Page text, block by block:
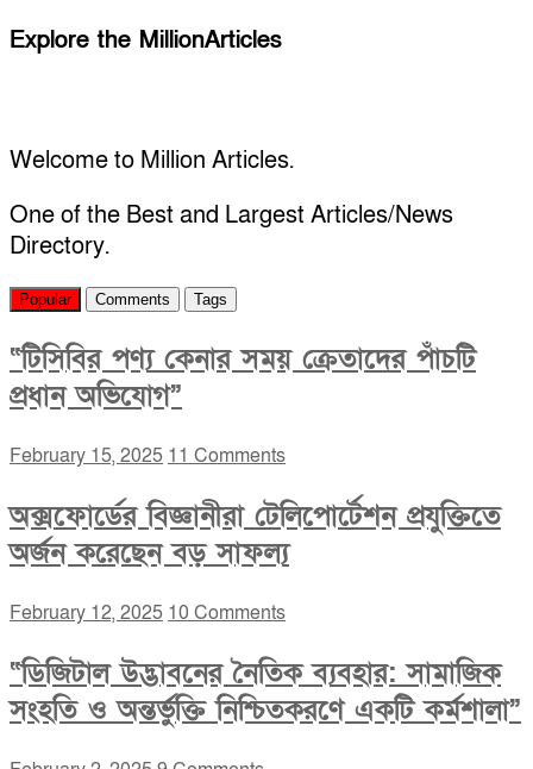
Explore the MillionArticles
Welcome to Million Articles.
One of the Best and Largest Articles/News
Directory.
Popular Comments Tags
“টিসিবির পণ্য কেনার সময় ক্রেতাদের পাঁচটি
প্রধান অভিযোগ”
February 15, 202511 Comments
অক্সফোর্ডের বিজ্ঞানীরা টেলিপোর্টেশন প্রযুক্তিতে
অর্জন করেছেন বড় সাফল্য
February 12, 202510 Comments
“ডিজিটাল উদ্ভাবনের নৈতিক ব্যবহার: সামাজিক
সংহতি ও অন্তর্ভুক্তি নিশ্চিতকরণে একটি কর্মশালা”